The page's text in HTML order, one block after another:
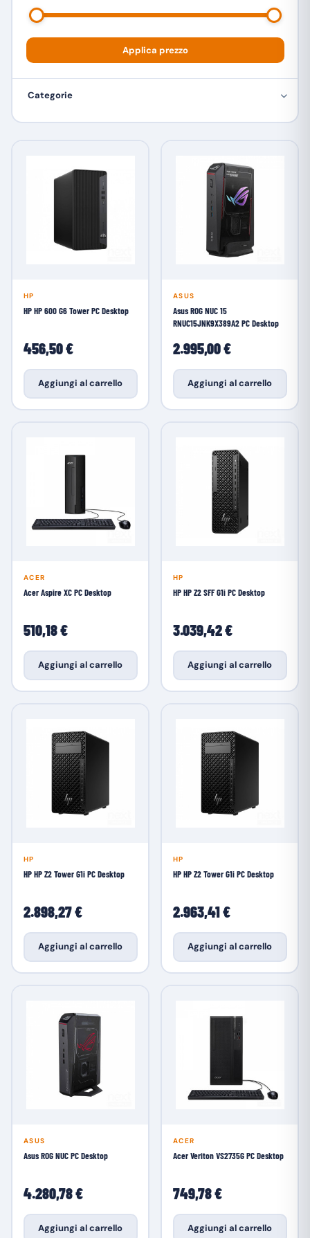
Applica prezzo
Categorie
HP
HP HP 600 G6 Tower PC Desktop
456,50 €
Aggiungi al carrello
ASUS
Asus ROG NUC 15
RNUC15JNK9X389A2 PC Desktop
2.995,00 €
Aggiungi al carrello
ACER
Acer Aspire XC PC Desktop
510,18 €
Aggiungi al carrello
HP
HP HP Z2 SFF G1i PC Desktop
3.039,42 €
Aggiungi al carrello
HP
HP HP Z2 Tower G1i PC Desktop
2.898,27 €
Aggiungi al carrello
HP
HP HP Z2 Tower G1i PC Desktop
2.963,41 €
Aggiungi al carrello
ASUS
Asus ROG NUC PC Desktop
4.280,78 €
Aggiungi al carrello
ACER
Acer Veriton VS2735G PC Desktop
749,78 €
Aggiungi al carrello